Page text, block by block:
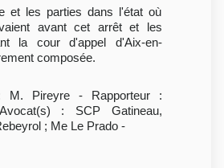
et les parties dans l'état où
avant cet arrêt et les
la cour d'appel d'Aix-en-
composée.
M. Pireyre - Rapporteur :
: SCP Gatineau,
; Me Le Prado -